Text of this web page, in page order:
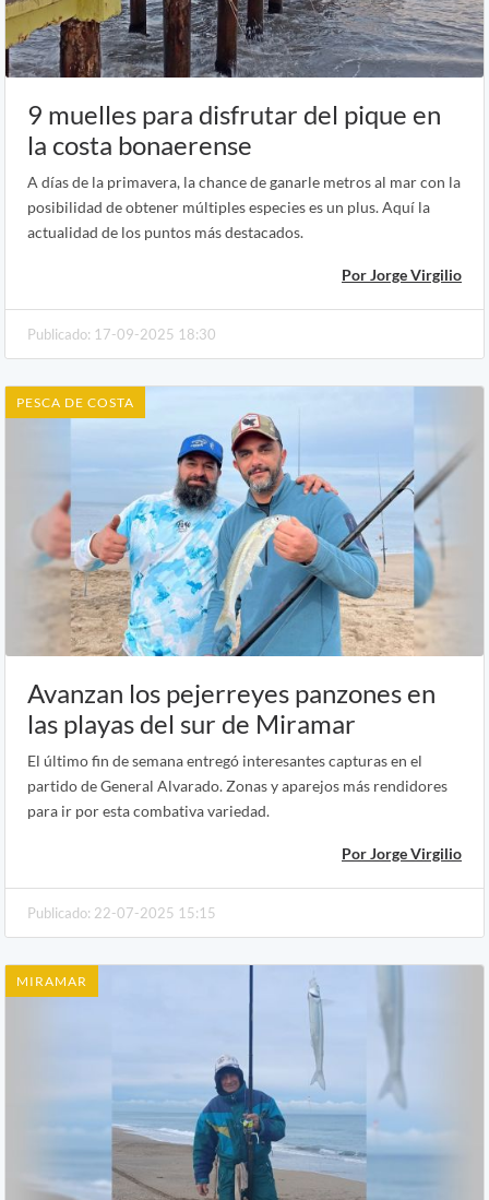
9 muelles para disfrutar del pique en
la costa bonaerense
A días de la primavera, la chance de ganarle metros al mar con la
posibilidad de obtener múltiples especies es un plus. Aquí la
actualidad de los puntos más destacados.
Por Jorge Virgilio
Publicado: 17-09-2025 18:30
PESCA DE COSTA
Avanzan los pejerreyes panzones en
las playas del sur de Miramar
El último fin de semana entregó interesantes capturas en el
partido de General Alvarado. Zonas y aparejos más rendidores
para ir por esta combativa variedad.
Por Jorge Virgilio
Publicado: 22-07-2025 15:15
MIRAMAR